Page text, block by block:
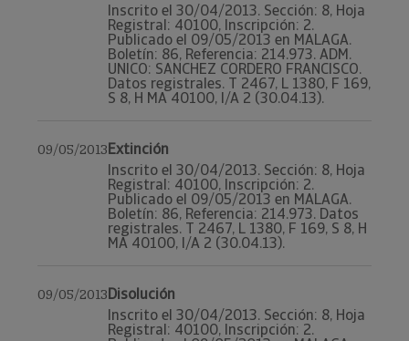
Inscrito el 30/04/2013. Sección: 8, Hoja
Registral: 40100, Inscripción: 2.
Publicado el 09/05/2013 en MALAGA.
Boletín: 86, Referencia: 214.973. ADM.
UNICO: SANCHEZ CORDERO FRANCISCO.
Datos registrales. T 2467, L 1380, F 169,
S 8, H MA 40100, I/A 2 (30.04.13).
09/05/2013Extinción
Inscrito el 30/04/2013. Sección: 8, Hoja
Registral: 40100, Inscripción: 2.
Publicado el 09/05/2013 en MALAGA.
Boletín: 86, Referencia: 214.973. Datos
registrales. T 2467, L 1380, F 169, S 8, H
MA 40100, I/A 2 (30.04.13).
09/05/2013Disolución
Inscrito el 30/04/2013. Sección: 8, Hoja
Registral: 40100, Inscripción: 2.